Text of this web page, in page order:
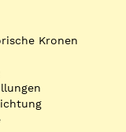
Kronen